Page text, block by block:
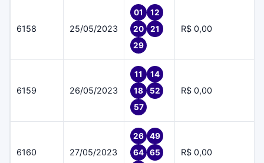
6158 25/05/2023
01
12
20
21
29
R$ 0,00
6159 26/05/2023
11
14
18
52
57
R$ 0,00
6160 27/05/2023
26
49
64
65
R$ 0,00